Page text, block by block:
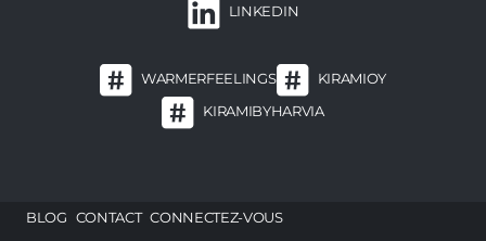
LINKEDIN
WARMERFEELINGS
KIRAMIOY
KIRAMIBYHARVIA
BLOG CONTACT CONNECTEZ-VOUS